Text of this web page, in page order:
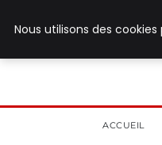
ACCUEIL
Nous utilisons des